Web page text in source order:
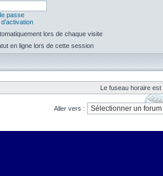
passe
lors de chaque visite
en ligne lors de cette session
Le fuseau horaire
Aller vers :